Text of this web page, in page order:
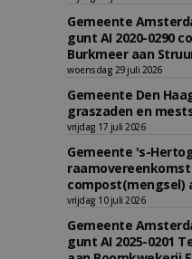
Gemeente
gunt AI 2020-0290
Burkmeer aan
woensdag 29 juli 2026
Gemeente Den
graszaden en
vrijdag 17 juli 2026
Gemeente 's-
compost(mengsel)
vrijdag 10 juli 2026
Gemeente
gunt AI 2025-0201